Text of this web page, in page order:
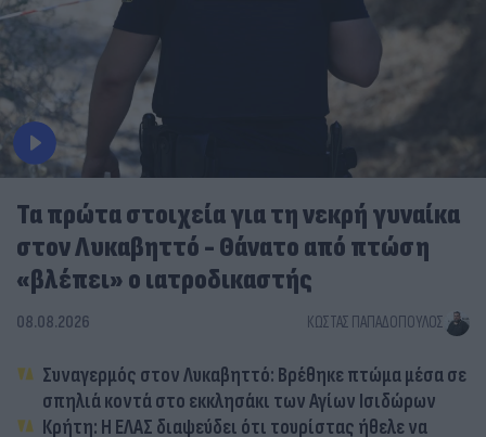
Τα πρώτα στοιχεία για τη νεκρή γυναίκα
στον Λυκαβηττό - Θάνατο από πτώση
«βλέπει» ο ιατροδικαστής
08.08.2026 ΚΏΣΤΑΣ ΠΑΠΑΔΌΠΟΥΛΟΣ
Συναγερμός στον Λυκαβηττό: Βρέθηκε πτώμα μέσα σε
σπηλιά κοντά στο εκκλησάκι των Αγίων Ισιδώρων
Κρήτη: Η ΕΛΑΣ διαψεύδει ότι τουρίστας ήθελε να